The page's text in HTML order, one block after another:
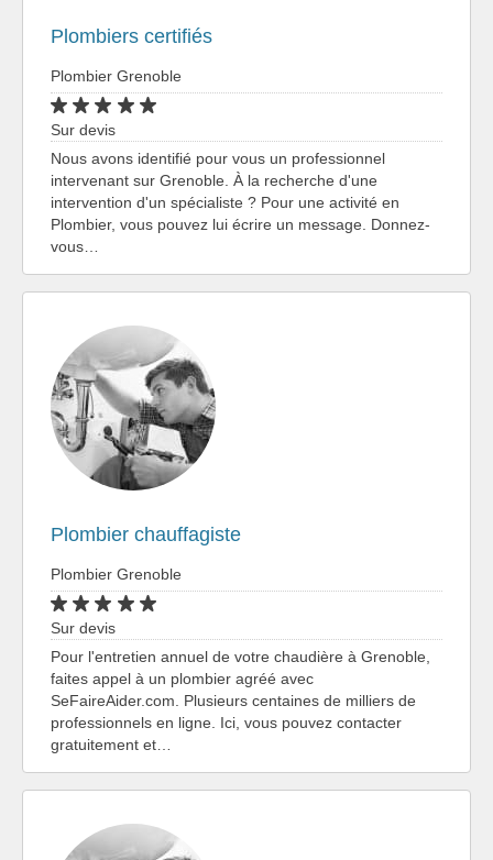
Plombiers certifiés
Plombier Grenoble
Sur devis
Nous avons identifié pour vous un professionnel
intervenant sur Grenoble. À la recherche d'une
intervention d'un spécialiste ? Pour une activité en
Plombier, vous pouvez lui écrire un message. Donnez-
vous…
Plombier chauffagiste
Plombier Grenoble
Sur devis
Pour l'entretien annuel de votre chaudière à Grenoble,
faites appel à un plombier agréé avec
SeFaireAider.com. Plusieurs centaines de milliers de
professionnels en ligne. Ici, vous pouvez contacter
gratuitement et…